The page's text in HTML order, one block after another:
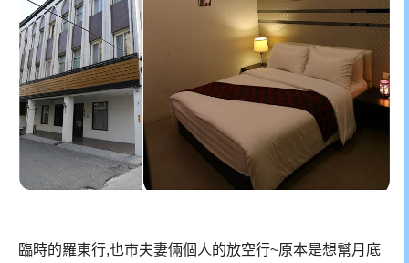
臨時的羅東行,也市夫妻倆個人的放空行~原本是想幫月底